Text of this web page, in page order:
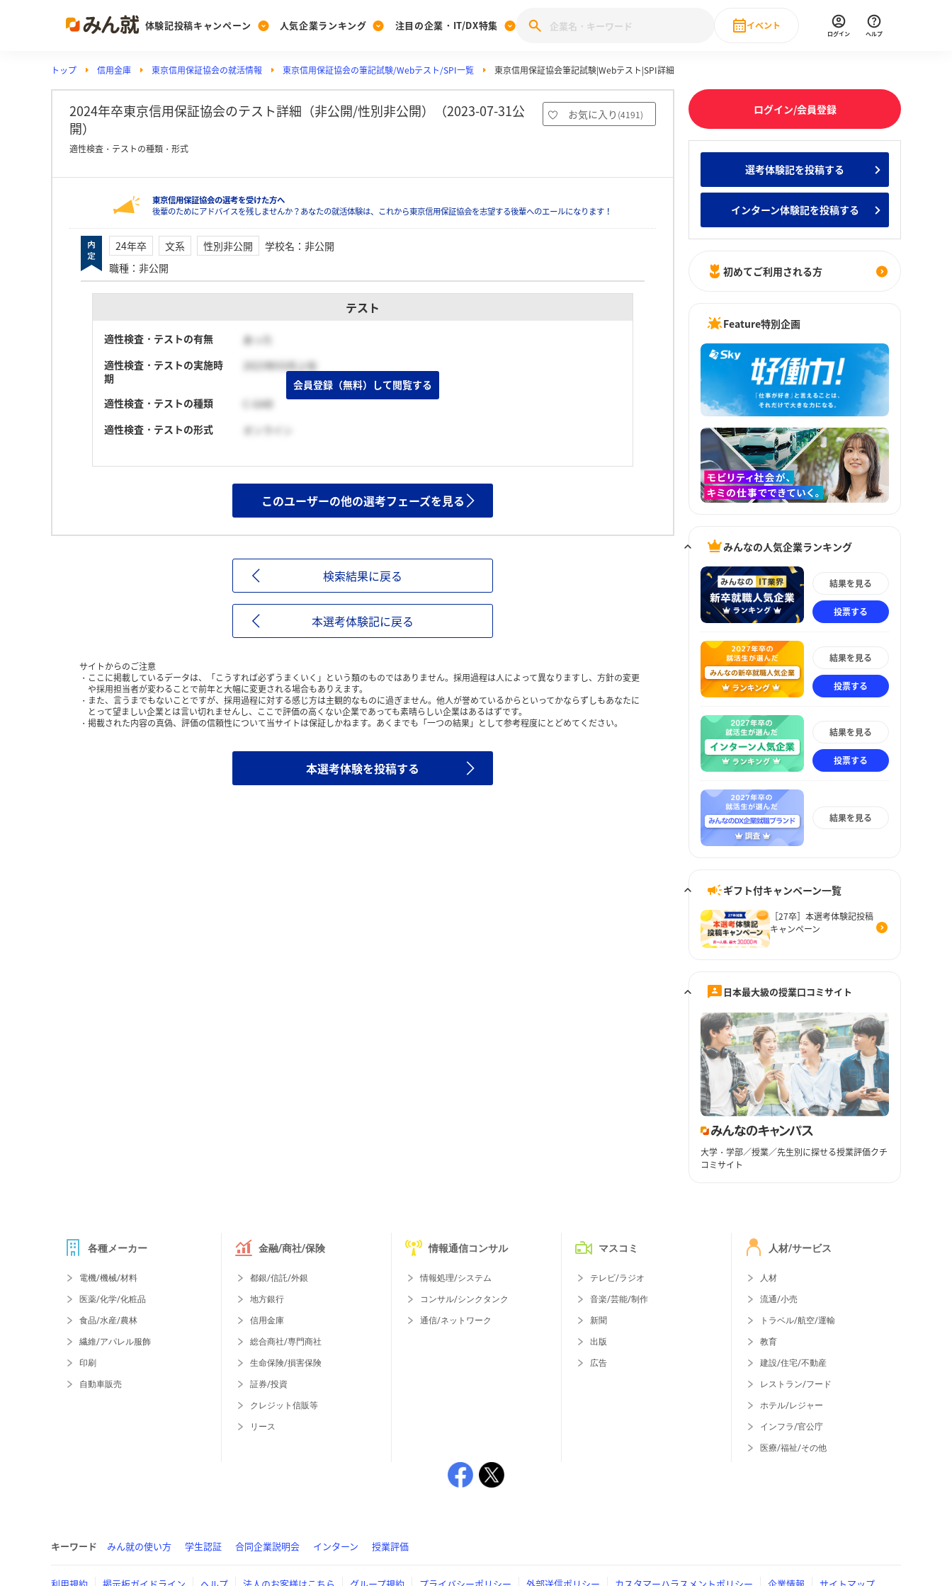
体験記投稿キャンペーン
Post
投稿する
[27卒] 本選考体験記投稿キャンペーン
人気企業ランキング
Ranking
ランキングを見る
みんなのDX企業就職ブランド調査
みんなの新卒就職人気企業ランキング みんなのインターン人気企業ランキ
注目の企業・IT/DX特集
PickUp
注目の企業特集
注目の企業特集
28卒 IT・DX現場社員インタビュー
動画で知ろう！業界・企業研究
イベント
直近のイベント一覧
ログイン ヘルプ
トップ 信用金庫 東京信用保証協会の就活情報 東京信用保証協会の筆記試験/Webテスト/SPI一覧 東京信用保証協会筆記試験|Webテスト|SPI詳細
2024年卒東京信用保証協会のテスト詳細（非公開/性別非公開）（2023-07-31公
開）
お気に入り (4191)
適性検査・テストの種類・形式
東京信用保証協会の選考を受けた方へ
後輩のためにアドバイスを残しませんか？あなたの就活体験は、これから東京信用保証協会を志望する後輩へのエールになります！
24年卒 文系 性別非公開 学校名 ： 非公開
職種 ： 非公開
テスト
適性検査・テストの有無
あった
適性検査・テストの実施時
期
2023年03月上旬
適性検査・テストの種類
C-GAB
適性検査・テストの形式
オンライン
会員登録（無料）して閲覧する
このユーザーの他の選考フェーズを見る
検索結果に戻る
本選考体験記に戻る
サイトからのご注意
ここに掲載しているデータは、「こうすれば必ずうまくいく」という類のものではありません。採用過程は人によって異なりますし、方針の変更
や採用担当者が変わることで前年と大幅に変更される場合もありえます。
また、言うまでもないことですが、採用過程に対する感じ方は主観的なものに過ぎません。他人が誉めているからといってかならずしもあなたに
とって望ましい企業とは言い切れませんし、ここで評価の高くない企業であっても素晴らしい企業はあるはずです。
掲載された内容の真偽、評価の信頼性について当サイトは保証しかねます。あくまでも「一つの結果」として参考程度にとどめてください。
本選考体験を投稿する
ログイン/会員登録
選考体験記を投稿する
インターン体験記を投稿する
初めてご利用される方
Feature特別企画
みんなの人気企業ランキング
結果を見る
投票する
結果を見る
投票する
結果を見る
投票する
結果を見る
ギフト付キャンペーン一覧
［27卒］本選考体験記投稿
キャンペーン
日本最大級の授業口コミサイト
大学・学部／授業／先生別に探せる授業評価クチ
コミサイト
各種メーカー
電機/機械/材料
医薬/化学/化粧品
食品/水産/農林
繊維/アパレル服飾
印刷
自動車販売
金融/商社/保険
都銀/信託/外銀
地方銀行
信用金庫
総合商社/専門商社
生命保険/損害保険
証券/投資
クレジット信販等
リース
情報通信コンサル
情報処理/システム
コンサル/シンクタンク
通信/ネットワーク
マスコミ
テレビ/ラジオ
音楽/芸能/制作
新聞
出版
広告
人材/サービス
人材
流通/小売
トラベル/航空/運輸
教育
建設/住宅/不動産
レストラン/フード
ホテル/レジャー
インフラ/官公庁
医療/福祉/その他
キーワード みん就の使い方 学生認証 合同企業説明会 インターン 授業評価